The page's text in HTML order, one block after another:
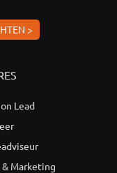
>
Lead
Marketing